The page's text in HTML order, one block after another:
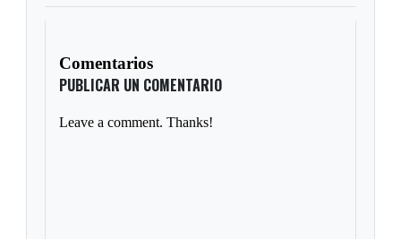
Comentarios
PUBLICAR UN COMENTARIO
Leave a comment. Thanks!